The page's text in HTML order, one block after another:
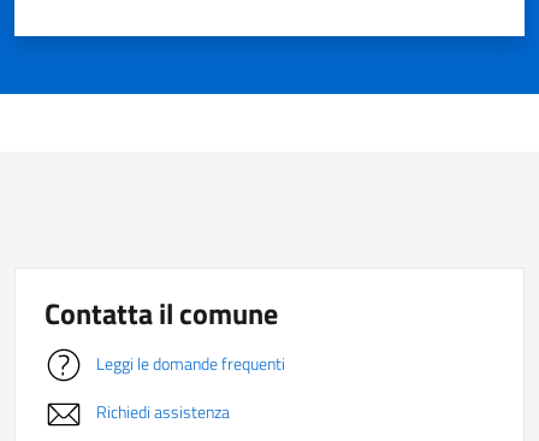
Contatta il comune
Leggi le domande frequenti
Richiedi assistenza